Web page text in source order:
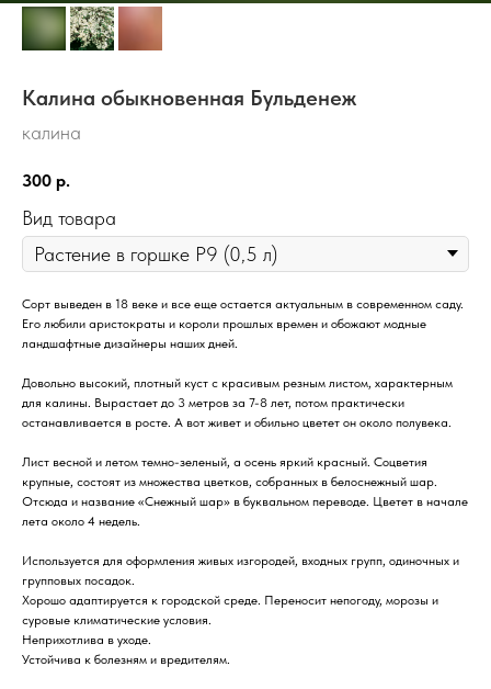
Калина обыкновенная Бульденеж
калина
300 р.
Вид товара
Сорт выведен в 18 веке и все еще остается актуальным в современном саду.
Его любили аристократы и короли прошлых времен и обожают модные
ландшафтные дизайнеры наших дней.
Довольно высокий, плотный куст с красивым резным листом, характерным
для калины. Вырастает до 3 метров за 7-8 лет, потом практически
останавливается в росте. А вот живет и обильно цветет он около полувека.
Лист весной и летом темно-зеленый, а осень яркий красный. Соцветия
крупные, состоят из множества цветков, собранных в белоснежный шар.
Отсюда и название «Снежный шар» в буквальном переводе. Цветет в начале
лета около 4 недель.
Используется для оформления живых изгородей, входных групп, одиночных и
групповых посадок.
Хорошо адаптируется к городской среде. Переносит непогоду, морозы и
суровые климатические условия.
Неприхотлива в уходе.
Устойчива к болезням и вредителям.